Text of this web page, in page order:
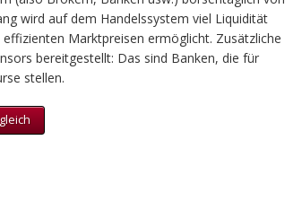
wird auf dem Handelssystem viel Liquidität
Marktpreisen ermöglicht. Zusätzliche
bereitgestellt: Das sind Banken, die für
stellen.